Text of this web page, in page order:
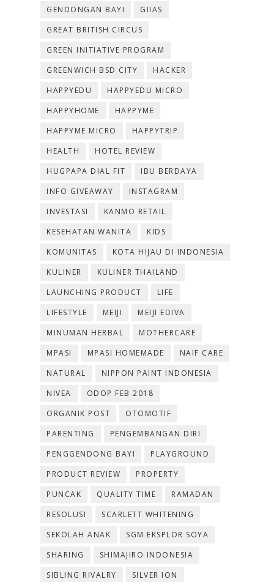
GENDONGAN BAYI
GIIAS
GREAT BRITISH CIRCUS
GREEN INITIATIVE PROGRAM
GREENWICH BSD CITY
HACKER
HAPPYEDU
HAPPYEDU MICRO
HAPPYHOME
HAPPYME
HAPPYME MICRO
HAPPYTRIP
HEALTH
HOTEL REVIEW
HUGPAPA DIAL FIT
IBU BERDAYA
INFO GIVEAWAY
INSTAGRAM
INVESTASI
KANMO RETAIL
KESEHATAN WANITA
KIDS
KOMUNITAS
KOTA HIJAU DI INDONESIA
KULINER
KULINER THAILAND
LAUNCHING PRODUCT
LIFE
LIFESTYLE
MEIJI
MEIJI EDIVA
MINUMAN HERBAL
MOTHERCARE
MPASI
MPASI HOMEMADE
NAIF CARE
NATURAL
NIPPON PAINT INDONESIA
NIVEA
ODOP FEB 2018
ORGANIK POST
OTOMOTIF
PARENTING
PENGEMBANGAN DIRI
PENGGENDONG BAYI
PLAYGROUND
PRODUCT REVIEW
PROPERTY
PUNCAK
QUALITY TIME
RAMADAN
RESOLUSI
SCARLETT WHITENING
SEKOLAH ANAK
SGM EKSPLOR SOYA
SHARING
SHIMAJIRO INDONESIA
SIBLING RIVALRY
SILVER ION